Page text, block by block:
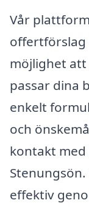
Vår
offertförslag
möjlighet
passar dina
enkelt
och
kontakt
effektiv